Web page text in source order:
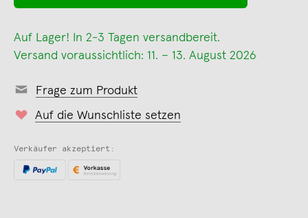
Auf Lager! In 2-3 Tagen versandbereit.
Versand voraussichtlich: 11. – 13. August 2026
Frage zum Produkt
Auf die Wunschliste setzen
Verkäufer akzeptiert: